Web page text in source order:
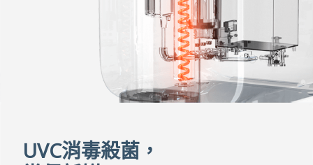
UVC消毒殺菌，